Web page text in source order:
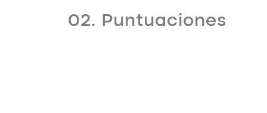
02. Puntuaciones